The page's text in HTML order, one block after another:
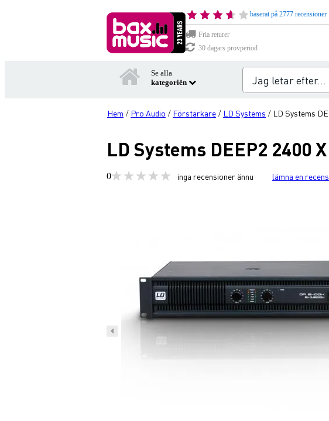
baserat på 2777 recensioner
Fria returer
30 dagars provperiod
Se alla
kategoriën
Hem / Pro Audio / Förstärkare / LD Systems / LD Systems
LD Systems DEEP2 2400
0 inga recensioner ännu lämna en